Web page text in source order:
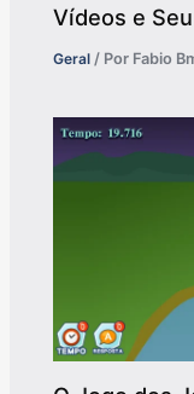
Vídeos e
Geral / Por Fabio